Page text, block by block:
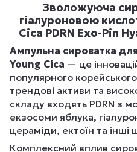
Зволожуюча
гіалуроновою
Cica PDRN Exo-Pin
Ампульна сироватка
Young Cica — це
популярного
трендові активи та
складу входять PDRN з
екзосоми яблука,
цераміди, ектоїн та інші
Комплексний вплив